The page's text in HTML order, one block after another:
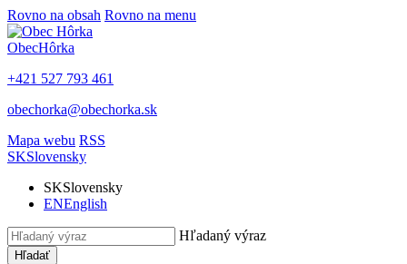
Rovno na obsah Rovno na menu
ObecHôrka
+421 527 793 461
obechorka@obechorka.sk
Mapa webu RSS
SKSlovensky
SKSlovensky
ENEnglish
Hľadaný výraz
Hľadať